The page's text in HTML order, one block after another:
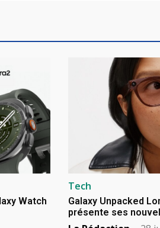
Watch
Tech
Galaxy Unpacked
présente ses